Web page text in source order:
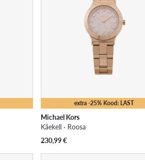
extra -25% Kood: LAST
Michael Kors
Käekell · Roosa
230,99€